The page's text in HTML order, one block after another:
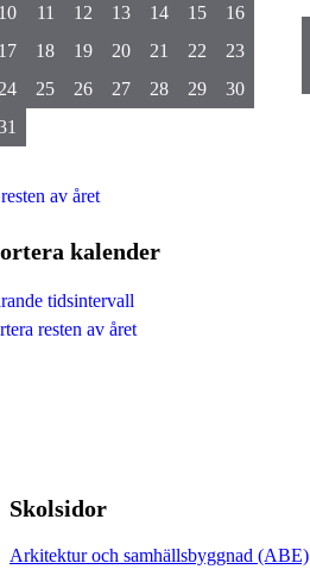
11 12 13 14 15
16
18 19 20 21 22
23
25 26 27 28 29
30
av året
kalender
tidsintervall
resten av året
Skolsidor
Arkitektur och samhällsbyggnad (ABE)